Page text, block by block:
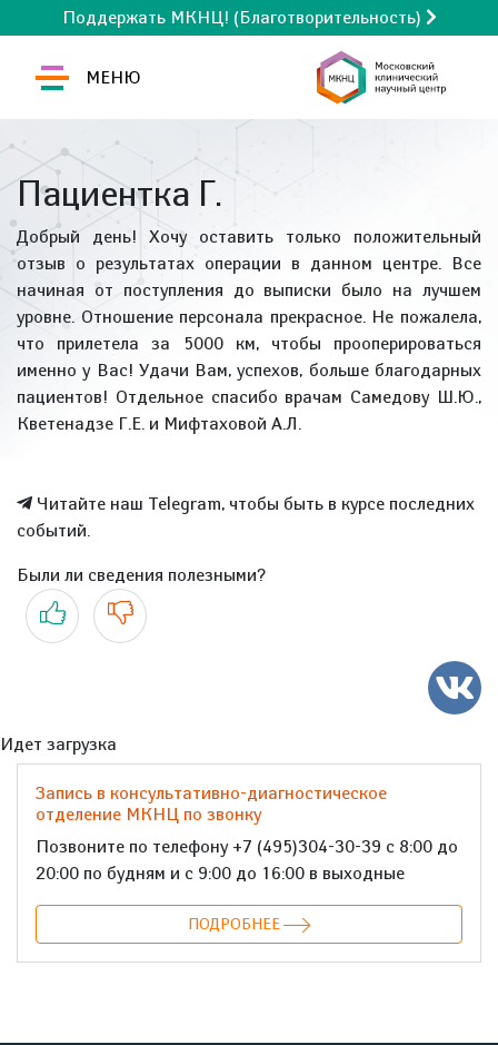
Поддержать МКНЦ! (Благотворительность)
МЕНЮ
Пациентка Г.
Добрый день! Хочу оставить только положительный
отзыв о результатах операции в данном центре. Все
начиная от поступления до выписки было на лучшем
уровне. Отношение персонала прекрасное. Не пожалела,
что прилетела за 5000 км, чтобы прооперироваться
именно у Вас! Удачи Вам, успехов, больше благодарных
пациентов! Отдельное спасибо врачам Самедову Ш.Ю.,
Кветенадзе Г.Е. и Мифтаховой А.Л.
Читайте наш Telegram, чтобы быть в курсе последних
событий.
Были ли сведения полезными?
Да Нет
Идет загрузка
Запись в консультативно-диагностическое
отделение МКНЦ по звонку
Позвоните по телефону +7 (495)304-30-39 с 8:00 до
20:00 по будням и с 9:00 до 16:00 в выходные
ПОДРОБНЕЕ